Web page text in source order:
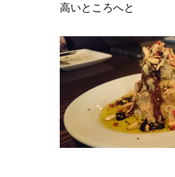
高いところへと